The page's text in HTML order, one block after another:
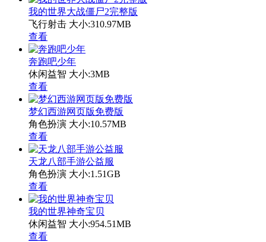
我的世界大战僵尸2完整版
飞行射击 大小:310.97MB
查看
奔跑吧少年
休闲益智 大小:3MB
查看
梦幻西游网页版免费版
角色扮演 大小:10.57MB
查看
天龙八部手游公益服
角色扮演 大小:1.51GB
查看
我的世界神奇宝贝
休闲益智 大小:954.51MB
查看